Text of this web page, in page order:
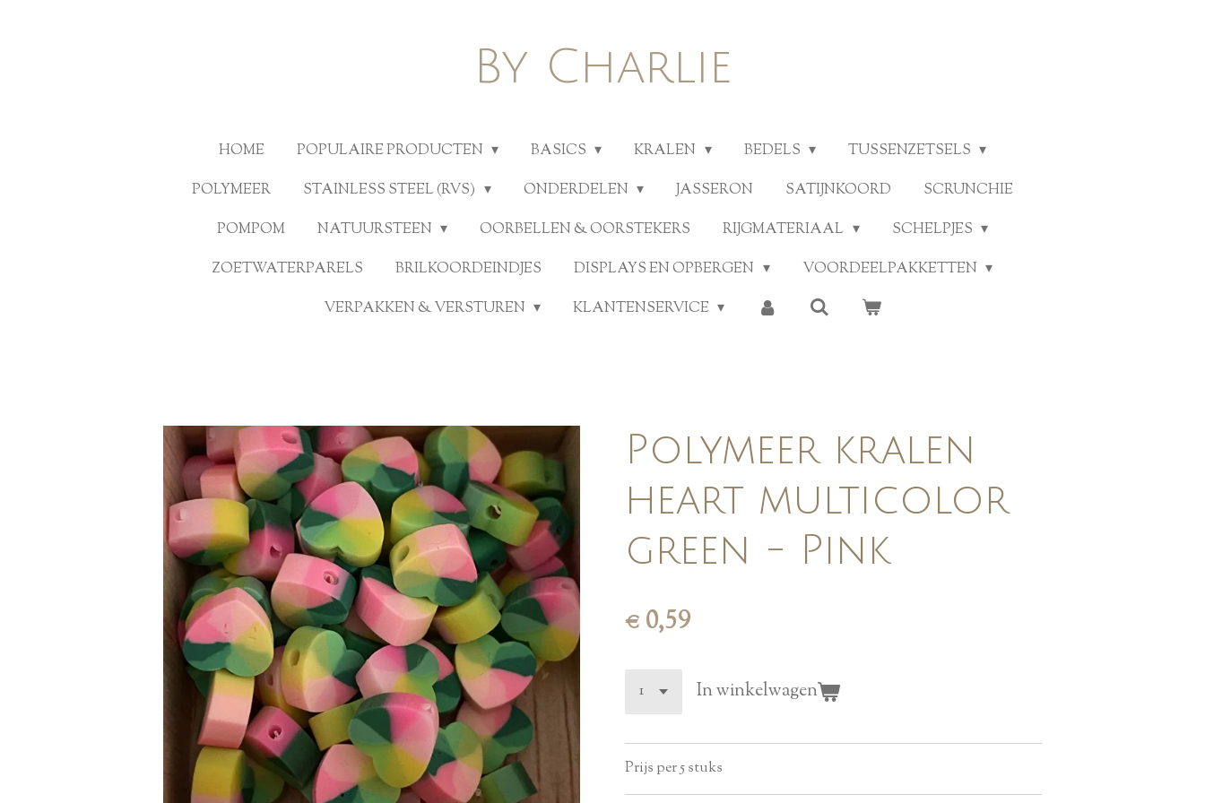
By Charlie
HOME POPULAIRE PRODUCTEN BASICS KRALEN BEDELS
TUSSENZETSELS
POLYMEER
STAINLESS STEEL (RVS) ONDERDELEN JASSERON SATIJNKOORD
SCRUNCHIE
POMPOM
NATUURSTEEN OORBELLEN & OORSTEKERS RIJGMATERIAAL
SCHELPJES
ZOETWATERPARELS
BRILKOORDEINDJES DISPLAYS EN OPBERGEN
VOORDEELPAKKETTEN
VERPAKKEN & VERSTUREN
KLANTENSERVICE
Polymeer kralen
heart multicolor
green - Pink
€ 0,59
In winkelwagen
Prijs per 5 stuks